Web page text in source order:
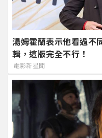
湯姆霍蘭表示他看過不
輯，這版完全不行！
電影新星聞